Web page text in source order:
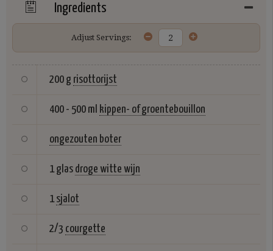
Ingredients
Adjust Servings:
200 g risottorijst
400 - 500 ml kippen- of groentebouillon
ongezouten boter
1 glas droge witte wijn
1 sjalot
2/3 courgette